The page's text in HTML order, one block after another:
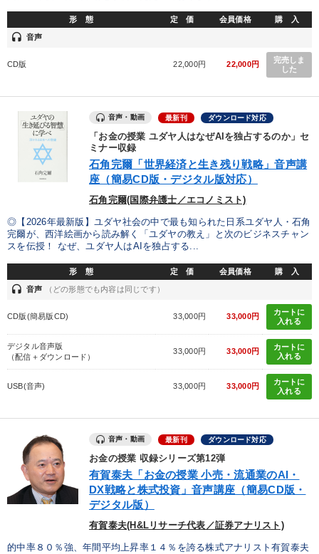
テーマ
最新技術・トレンド 【1月】音声・映像 147回春季大会
音声と動画で学ぶ
【最新刊】精神科医・和田秀樹の「老いない力」＋健康な社長と
会社をつくる厳選講話
【12月】音声・映像
製造業 卸売・小売・飲食業 建設・不動産業
IT・サービス・金融業 コンサルタント 専門家
※「更新」を押すと「テーマ」「キーワード」を更新いただけます。
経営音声・動画を探す refresh 更新する
全国経営者セミナー収録物以外の経営教材（全762タイトル）からお探
カテゴリー
形 態 定 価 会員価格 購 入
headset 音声
CD版 22,000円 22,000円
完売しま
した
音声・動画 最新刊 ダウンロード対応
「お金の授業 ユダヤ人はなぜAIを独占するのか」セ
ミナー収録
石角完爾「世界経済と生き残り戦略」音声講
座（簡易CD版・デジタル版対応）
石角完爾(国際弁護士／エコノミスト)
◎【2026年最新版】ユダヤ社会の中で最も知られた日系ユダヤ人・石角
完爾が、西洋絵画から読み解く「ユダヤの教え」と次のビジネスチャン
スを伝授！ なぜ、ユダヤ人はAIを独占する...
形 態 定 価 会員価格 購 入
headset 音声 （どの形態でも内容は同じです）
CD版(簡易版CD) 33,000円 33,000円
カートに
入れる
デジタル音声版
（配信＋ダウンロード）
33,000円 33,000円
カートに
入れる
USB(音声) 33,000円 33,000円
カートに
入れる
音声・動画 最新刊 ダウンロード対応
お金の授業 収録シリーズ第12弾
有賀泰夫「お金の授業 小売・流通業のAI・
DX戦略と株式投資」音声講座（簡易CD版・
デジタル版）
有賀泰夫(H&Lリサーチ代表／証券アナリスト)
的中率８０％強、年間平均上昇率１４％を誇る株式アナリスト有賀泰夫